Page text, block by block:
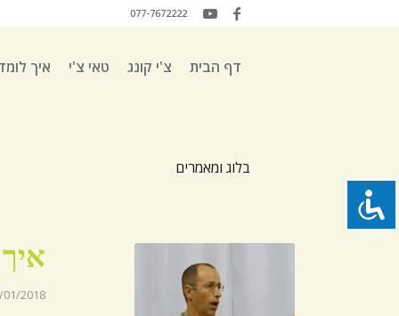
077-7672222
דף הבית צ'י קונג טאי צ'י איך
בלוג ומאמרים
01/2018